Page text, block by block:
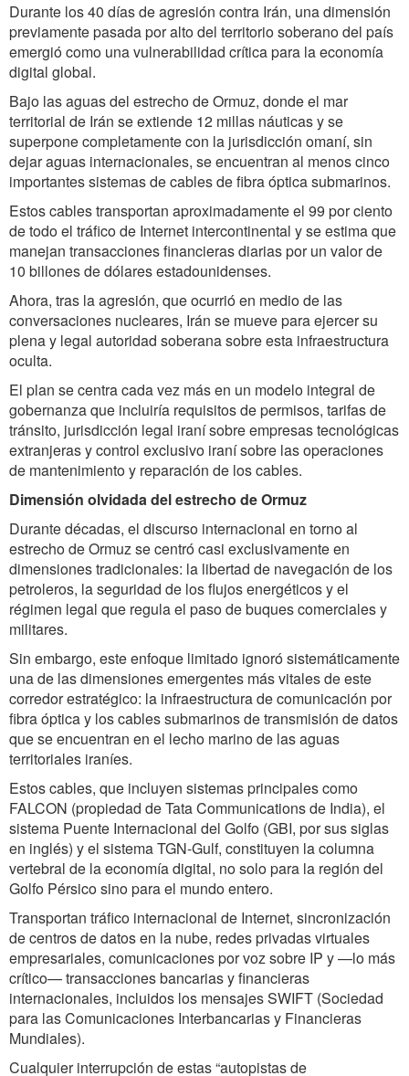
Durante los 40 días de agresión contra Irán, una dimensión
previamente pasada por alto del territorio soberano del país
emergió como una vulnerabilidad crítica para la economía
digital global.
Bajo las aguas del estrecho de Ormuz, donde el mar
territorial de Irán se extiende 12 millas náuticas y se
superpone completamente con la jurisdicción omaní, sin
dejar aguas internacionales, se encuentran al menos cinco
importantes sistemas de cables de fibra óptica submarinos.
Estos cables transportan aproximadamente el 99 por ciento
de todo el tráfico de Internet intercontinental y se estima que
manejan transacciones financieras diarias por un valor de
10 billones de dólares estadounidenses.
Ahora, tras la agresión, que ocurrió en medio de las
conversaciones nucleares, Irán se mueve para ejercer su
plena y legal autoridad soberana sobre esta infraestructura
oculta.
El plan se centra cada vez más en un modelo integral de
gobernanza que incluiría requisitos de permisos, tarifas de
tránsito, jurisdicción legal iraní sobre empresas tecnológicas
extranjeras y control exclusivo iraní sobre las operaciones
de mantenimiento y reparación de los cables.
Dimensión olvidada del estrecho de Ormuz
Durante décadas, el discurso internacional en torno al
estrecho de Ormuz se centró casi exclusivamente en
dimensiones tradicionales: la libertad de navegación de los
petroleros, la seguridad de los flujos energéticos y el
régimen legal que regula el paso de buques comerciales y
militares.
Sin embargo, este enfoque limitado ignoró sistemáticamente
una de las dimensiones emergentes más vitales de este
corredor estratégico: la infraestructura de comunicación por
fibra óptica y los cables submarinos de transmisión de datos
que se encuentran en el lecho marino de las aguas
territoriales iraníes.
Estos cables, que incluyen sistemas principales como
FALCON (propiedad de Tata Communications de India), el
sistema Puente Internacional del Golfo (GBI, por sus siglas
en inglés) y el sistema TGN-Gulf, constituyen la columna
vertebral de la economía digital, no solo para la región del
Golfo Pérsico sino para el mundo entero.
Transportan tráfico internacional de Internet, sincronización
de centros de datos en la nube, redes privadas virtuales
empresariales, comunicaciones por voz sobre IP y —lo más
crítico— transacciones bancarias y financieras
internacionales, incluidos los mensajes SWIFT (Sociedad
para las Comunicaciones Interbancarias y Financieras
Mundiales).
Cualquier interrupción de estas “autopistas de